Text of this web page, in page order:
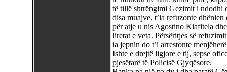
të tillë shtrëngimi Gezimit i ndodhi
disa muajve, t’ia refuzonte
për atje u nis Agostino Kiafitela
liretat e veta. Përsëritjes së
ia jepnin do t’i arrestonte
Ishte e drejtë ligjore e tij, sepse
pjesëtarë të Policisë Gjyqësore.